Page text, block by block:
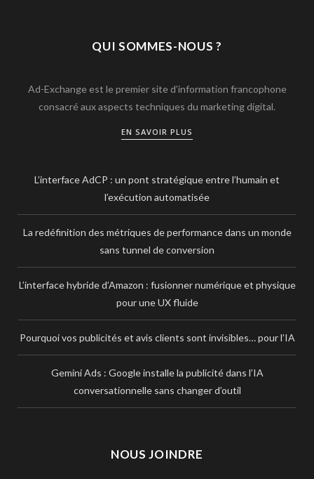
QUI SOMMES-NOUS ?
Ad-Exchange est le premier site d’information francophone
consacré aux aspects techniques du marketing digital.
EN SAVOIR PLUS
L’interface AdCP : un pont stratégique entre l’humain et
l’exécution automatisée
La redéfinition des métriques de performance dans un monde
sans tunnel de conversion
L’interface hybride d’Amazon : fusionner numérique et physique
pour une UX fluide
Pourquoi vos publicités et avis clients sont invisibles… pour l’IA
Gemini Ads : Google installe la publicité dans l’IA
conversationnelle sans changer d’outil
NOUS JOINDRE